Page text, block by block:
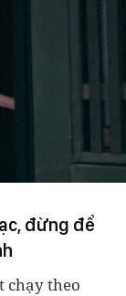
đừng để
chạy theo